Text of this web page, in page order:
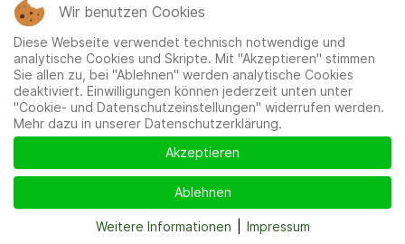
Mitglieder|Impressum|Datenschutzerklärung|Cookie-
und Datenschutzeinstellungen
Wir benutzen Cookies
Diese Webseite verwendet technisch notwendige und
analytische Cookies und Skripte. Mit "Akzeptieren" stimmen
Sie allen zu, bei "Ablehnen" werden analytische Cookies
deaktiviert. Einwilligungen können jederzeit unten unter
"Cookie- und Datenschutzeinstellungen" widerrufen werden.
Mehr dazu in unserer Datenschutzerklärung.
Akzeptieren
Ablehnen
Weitere Informationen Impressum